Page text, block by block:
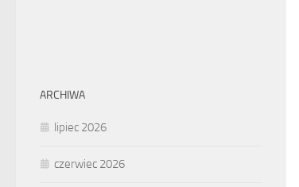
ARCHIWA
lipiec 2026
czerwiec 2026